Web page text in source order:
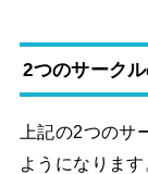
2つのサーク
上記の2つの
ようになります